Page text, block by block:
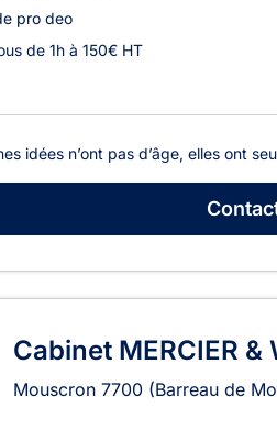
pro deo
de 1h à 150€ HT
idées n’ont pas d’âge, elles ont
Cabinet MERCIER &
Mouscron 7700 (Barreau de